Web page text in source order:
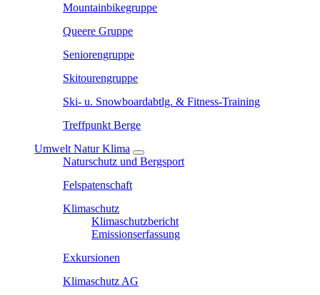
Mountainbikegruppe
Queere Gruppe
Seniorengruppe
Skitourengruppe
Ski- u. Snowboardabtlg. & Fitness-Training
Treffpunkt Berge
Umwelt Natur Klima
Naturschutz und Bergsport
Felspatenschaft
Klimaschutz
Klimaschutzbericht
Emissionserfassung
Exkursionen
Klimaschutz AG